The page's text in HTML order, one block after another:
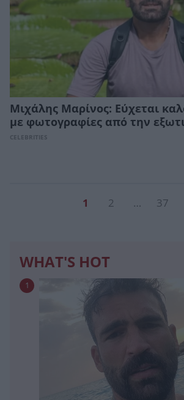
Μιχάλης Μαρίνος: Εύχεται
με φωτογραφίες από την
CELEBRITIES
1 2 … 37
WHAT'S HOT
1